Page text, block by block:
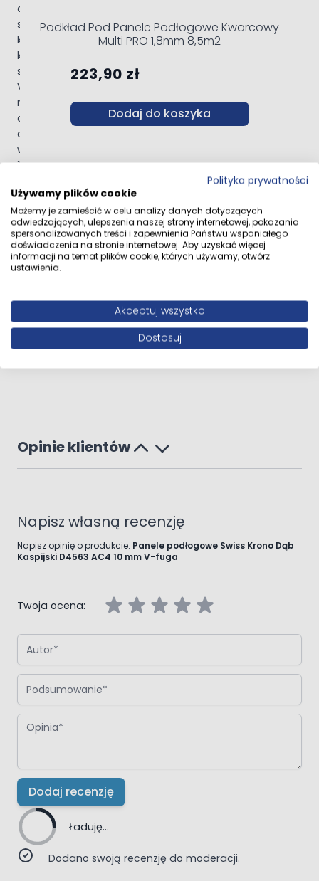
długość: 1380 mm
szerokość: 159 mm
klasa ścieralności: AC4
klasa użyteczności: 32
struktura powierzchni: drewno szczotkowane WA
V-fuga: 4-stronna
montaż: Express Click System, na klik, bez kleju
ogrzewanie podłogowe: tak
antystatyczność: tak
wodoodporność: nie
ilość w opakowaniu: 7 sztuk
zastosowanie: salon, sypialnia, pokój dziecięcy,
przedpokój, biuro, gabinet
Podkład Pod Panele Podłogowe Kwarcowy
Multi PRO 1,8mm 8,5m2
223,90 zł
Dodaj do koszyka
Opinie klientów
Napisz własną recenzję
Napisz opinię o produkcie: Panele podłogowe Swiss Krono Dąb
Kaspijski D4563 AC4 10 mm V-fuga
Twoja ocena:
Autor
Podsumowanie
Opinia
Dodaj recenzję
Ładuję...
Dodano swoją recenzję do moderacji.
Polityka prywatności
Używamy plików cookie
Możemy je zamieścić w celu analizy danych dotyczących
odwiedzających, ulepszenia naszej strony internetowej, pokazania
spersonalizowanych treści i zapewnienia Państwu wspaniałego
doświadczenia na stronie internetowej. Aby uzyskać więcej
informacji na temat plików cookie, których używamy, otwórz
ustawienia.
Akceptuj wszystko
Dostosuj